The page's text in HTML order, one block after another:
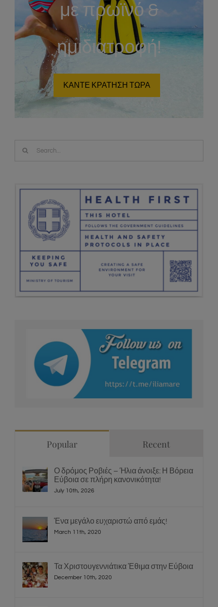
με πρωϊνό &
ημιδιατροφή!
ΚΑΝΤΕ ΚΡΑΤΗΣΗ ΤΩΡΑ
Search
Popular Recent
Ο δρόμος Ροβιές – Ήλια άνοιξε: Η Βόρεια
Εύβοια σε πλήρη κανονικότητα!
July 10th, 2026
Ένα μεγάλο ευχαριστώ από εμάς!
March 11th, 2020
Τα Χριστουγεννιάτικα Έθιμα στην Εύβοια
December 10th, 2020